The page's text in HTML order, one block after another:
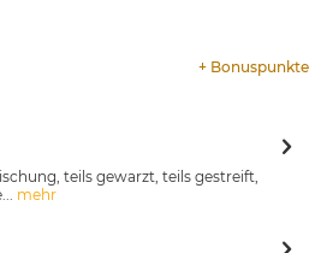
+ Bonuspunkte
teils gewarzt, teils gestreift,
mehr